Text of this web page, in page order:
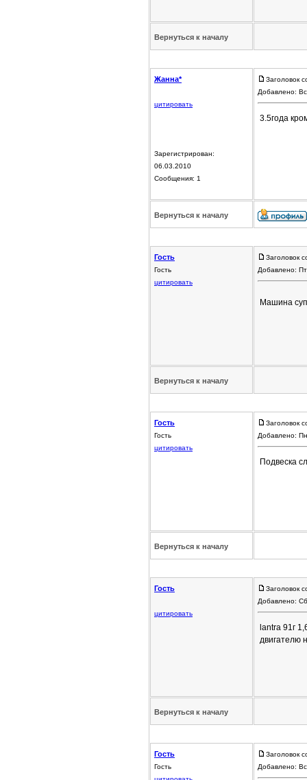
Вернуться к началу
Жанна*
цитировать
Зарегистрирован:
06.03.2010
Сообщения: 1
Заголовок
Добавлено:
3.5года
Вернуться к началу
Гость
Гость
цитировать
Заголовок
Добавлено:
Машина
Вернуться к началу
Гость
Гость
цитировать
Заголовок
Добавлено:
Подвеска
Вернуться к началу
Гость
цитировать
Заголовок
Добавлено:
lantra 91г
двигателю
Вернуться к началу
Гость
Гость
Заголовок
Добавлено: